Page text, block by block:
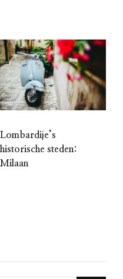
Lombardije’s
historische steden:
Milaan